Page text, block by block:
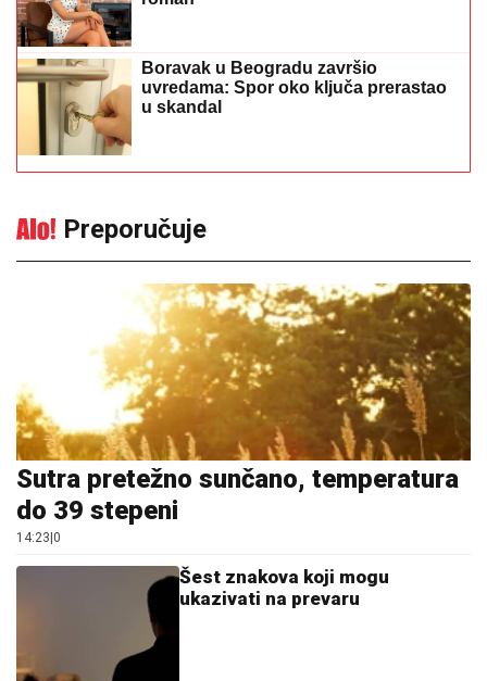
Boravak u Beogradu završio
uvredama: Spor oko ključa prerastao
u skandal
Preporučuje
Sutra pretežno sunčano, temperatura
do 39 stepeni
14:23 0
Šest znakova koji mogu
ukazivati na prevaru